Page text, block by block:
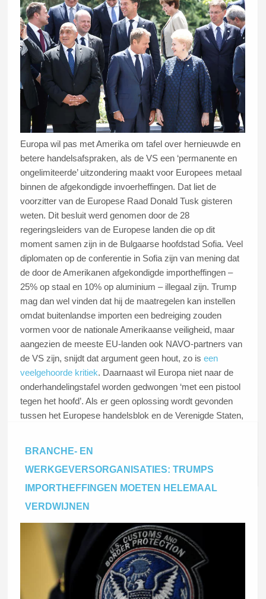
Europa wil pas met Amerika om tafel over hernieuwde en
betere handelsafspraken, als de VS een ‘permanente en
ongelimiteerde’ uitzondering maakt voor Europees metaal
binnen de afgekondigde invoerheffingen. Dat liet de
voorzitter van de Europese Raad Donald Tusk gisteren
weten. Dit besluit werd genomen door de 28
regeringsleiders van de Europese landen die op dit
moment samen zijn in de Bulgaarse hoofdstad Sofia. Veel
diplomaten op de conferentie in Sofia zijn van mening dat
de door de Amerikanen afgekondigde importheffingen –
25% op staal en 10% op aluminium – illegaal zijn. Trump
mag dan wel vinden dat hij de maatregelen kan instellen
omdat buitenlandse importen een bedreiging zouden
vormen voor de nationale Amerikaanse veiligheid, maar
aangezien de meeste EU-landen ook NAVO-partners van
de VS zijn, snijdt dat argument geen hout, zo iseen
veelgehoorde kritiek. Daarnaast wil Europa niet naar de
onderhandelingstafel worden gedwongen ‘met een pistool
tegen het hoofd’. Als er geen oplossing wordt gevonden
tussen het Europese handelsblok en de Verenigde Staten,
Lees dit artikel
BRANCHE- EN
WERKGEVERSORGANISATIES: TRUMPS
IMPORTHEFFINGEN MOETEN HELEMAAL
VERDWIJNEN